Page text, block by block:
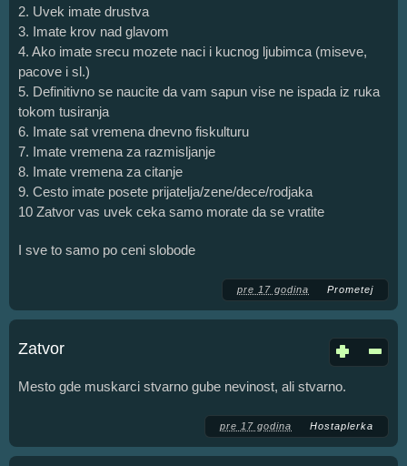
2. Uvek imate drustva
3. Imate krov nad glavom
4. Ako imate srecu mozete naci i kucnog ljubimca (miseve,
pacove i sl.)
5. Definitivno se naucite da vam sapun vise ne ispada iz ruka
tokom tusiranja
6. Imate sat vremena dnevno fiskulturu
7. Imate vremena za razmisljanje
8. Imate vremena za citanje
9. Cesto imate posete prijatelja/zene/dece/rodjaka
10 Zatvor vas uvek ceka samo morate da se vratite
I sve to samo po ceni slobode
pre 17 godina Prometej
Zatvor
Mesto gde muskarci stvarno gube nevinost, ali stvarno.
pre 17 godina Hostaplerka